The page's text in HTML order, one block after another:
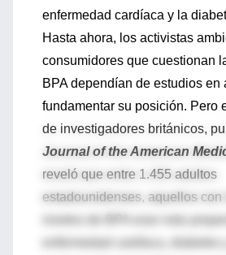
enfermedad cardíaca y la
Hasta ahora, los activistas
consumidores que cuestionan
BPA dependían de estudios en
fundamentar su posición. Pero
de investigadores británicos,
Journal of the American
reveló que entre 1.455 adultos
estadounidenses, aquellos con
niveles de BPA eran más